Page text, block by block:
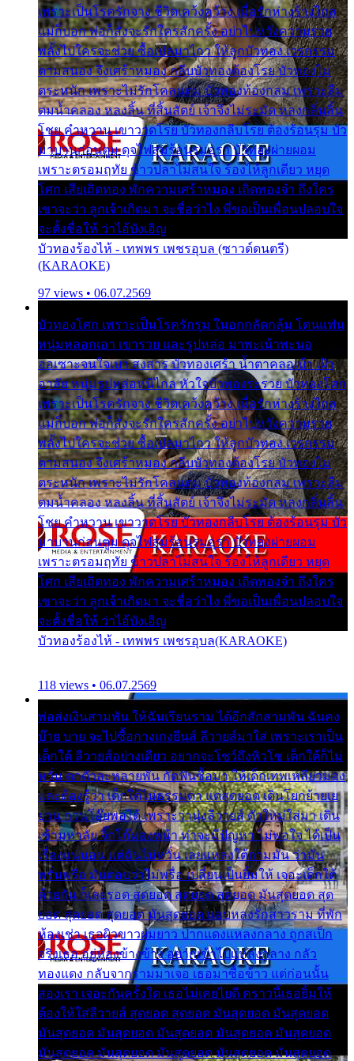
เพราะเป็นโรครักจาง ชีวิตเคว้งคว้าง เมื่อรักห่างร้างไกล
แม่ก็บอก พ่อก็สั่งจะรักใครสักครั้ง อย่าไปหวังความรวย
พลั้งไปใครจะช่วย ซื้อเปลมาไกว ให้ลูกบัวทอง เวรกรรม
ตามสนอง จึงเศร้าหมอง กลีบบัวทองต้องโรย บัวทองไม่
ตระหนัก เพราะไม่รักโคลนตม บัวทองท้องกลม เพราะลืม
ตมน้ำคลอง หลงลิ้น ที่สิ้นสัตย์ เจ้าจึงไม่ระมัด หลงกลิ่นลิ้น
โชย คำหวาน เขาวาดโรย บัวทองกลีบโรย ต้องร้อนรุม บัว
มาบานก่อนตูม ดุจไฟสุมร้อนรุมอุรา บัวทองผ่ายผอม
เพราะตรอมฤทัย ข้าวปลาไม่สนใจ ร้องไห้ลูกเดียว หยุด
โศก เสียเถิดทอง พักความเศร้าหมอง เถิดทองจ๋า ถึงใคร
เขาจะว่า ลูกเจ้าเกิดมา จะชื่อว่าไง พี่ขอเป็นเพื่อนปลอบใจ
จะตั้งชื่อให้ ว่าไอ้บังเอิญ
บัวทองร้องไห้ - เทพพร เพชรอุบล (ซาวด์ดนตรี)
(KARAOKE)
97 views • 06.07.2569
บัวทองโศก เพราะเป็นโรครักรุม ในอกกลัดกลุ้ม โดนแฟน
หนุ่มหลอกเอา เขารวย และรูปหล่อ มาพะเน้าพะนอ
ออเซาะจนใจเบา สงสาร บัวทองเศร้า น้ำตาคลอเบ้า เฝ้า
อาลัย หนุ่มรูปหล่อหนีไกล หัวใจบัวทองระรวย บัวทองโศก
เพราะเป็นโรครักจาง ชีวิตเคว้งคว้าง เมื่อรักห่างร้างไกล
แม่ก็บอก พ่อก็สั่งจะรักใครสักครั้ง อย่าไปหวังความรวย
พลั้งไปใครจะช่วย ซื้อเปลมาไกว ให้ลูกบัวทอง เวรกรรม
ตามสนอง จึงเศร้าหมอง กลีบบัวทองต้องโรย บัวทองไม่
ตระหนัก เพราะไม่รักโคลนตม บัวทองท้องกลม เพราะลืม
ตมน้ำคลอง หลงลิ้น ที่สิ้นสัตย์ เจ้าจึงไม่ระมัด หลงกลิ่นลิ้น
โชย คำหวาน เขาวาดโรย บัวทองกลีบโรย ต้องร้อนรุม บัว
มาบานก่อนตูม ดุจไฟสุมร้อนรุมอุรา บัวทองผ่ายผอม
เพราะตรอมฤทัย ข้าวปลาไม่สนใจ ร้องไห้ลูกเดียว หยุด
โศก เสียเถิดทอง พักความเศร้าหมอง เถิดทองจ๋า ถึงใคร
เขาจะว่า ลูกเจ้าเกิดมา จะชื่อว่าไง พี่ขอเป็นเพื่อนปลอบใจ
จะตั้งชื่อให้ ว่าไอ้บังเอิญ
บัวทองร้องไห้ - เทพพร เพชรอุบล(KARAOKE)
118 views • 06.07.2569
พ่อส่งเงินสามพัน ให้ฉันเรียนราม ได้อีกสักสามพัน ฉันคง
บ๊าย บาย จะไปซื้อกางเกงยีนส์ ลีวายส์มาใส่ เพราะเราเป็น
เด็กใต้ ลีวายส์อย่างเดียว อยากจะโชว์ถึงหิวโซ เด็กใต้ก็ไม่
หวั่น ตกตัวละหลายพัน กัดฟันซื้อมา ให้เด็กเทพเหลียวมอง
และต้องรู้ว่า เด็กใต้ไม่ธรรมดา แต่สุดยอด เดินโยกย้ายเย
ยวน กวนโอ๊ยพอได้ เพราะว่านุ่งลีวายส์ ตัวใหม่ใส่มา เดิน
เข้ามหาลัย จิ๊กโก๊มองหน้า ท่าจะมีปัญหา ไม่พอใจ ได้เป็น
เรื่องแน่นอน แต่ฉันไม่หวั่น เลยแหลงใต้ถามมัน ว่ามัน
พรั่นพรือ มันตอบว่าไม่พรื่อ เปลี่ยนเป็นยิ้มให้ เจอะเด็กใต้
ด้วยกัน ก็เลยรอด สุดยอด สุดยอด สุดยอด มันสุดยอด สุด
ยอด สุดยอด สุดยอด มันสุดยอด แอบหลงรักสาวราม ที่พัก
ห้องเช่า เธอผิวขาวผมยาว ปากแดงแหลงกลาง ถูกสเป็ก
จริงเธอ อยู่ห้องข้างข้าง อยากเข้าไปแหลงกลาง กลัว
ทองแดง กลับจากรามมาเจอ เธอมาซื้อข้าว แต่ก่อนนั้น
สองเรา เจอะกันครั้งใด เธอไม่เคยไยดี คราวนี้เธอยิ้มให้
ต้องให้ใส่ลีวายส์ สุดยอด สุดยอด มันสุดยอด มันสุดยอด
มันสุดยอด มันสุดยอด มันสุดยอด มันสุดยอด มันสุดยอด
มันสุดยอด มันสุดยอด มันสุดยอด มันสุดยอด มันสุดยอด